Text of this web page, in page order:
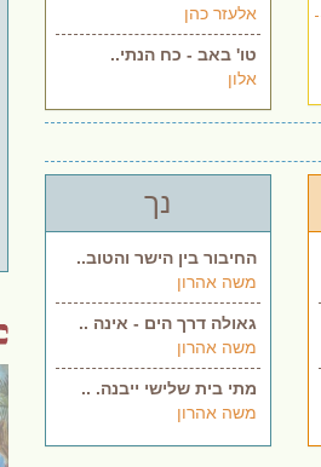
אלעזר כהן
טו' באב - כח הנתי..
אלון
נך
החיבור בין הישר והטוב..
משה אהרון
גאולה דרך הים - אינה ..
משה אהרון
מתי בית שלישי ייבנה. ..
משה אהרון